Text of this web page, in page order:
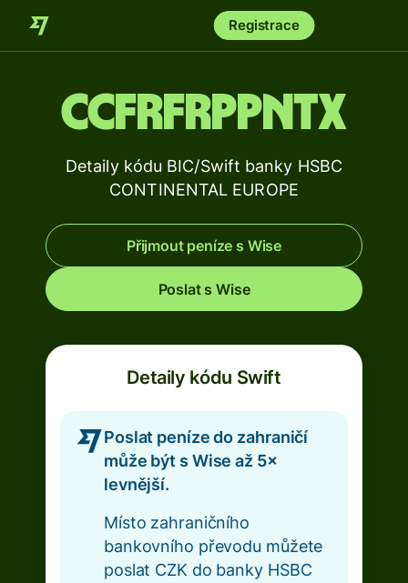
Registrace
CCFRFRPPNTX
Detaily kódu BIC/Swift banky HSBC
CONTINENTAL EUROPE
Přijmout peníze s Wise
Poslat s Wise
Detaily kódu Swift
Poslat peníze do zahraničí
může být s Wise až 5×
levnější.
Místo zahraničního
bankovního převodu můžete
poslat CZK do banky HSBC